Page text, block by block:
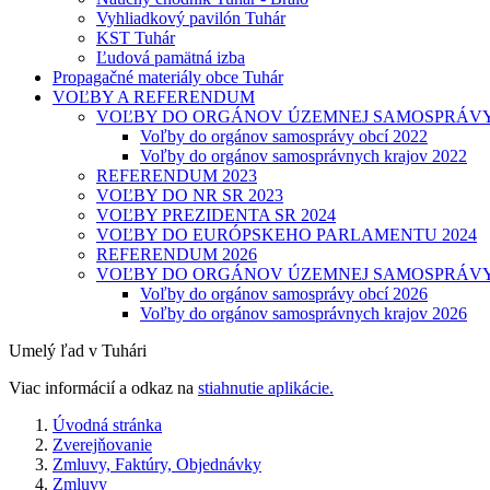
Vyhliadkový pavilón Tuhár
KST Tuhár
Ľudová pamätná izba
Propagačné materiály obce Tuhár
VOĽBY A REFERENDUM
VOĽBY DO ORGÁNOV ÚZEMNEJ
Voľby do orgánov samosprávy obcí 2022
Voľby do orgánov samosprávnych krajov 2022
REFERENDUM 2023
VOĽBY DO NR SR 2023
VOĽBY PREZIDENTA SR 2024
VOĽBY DO EURÓPSKEHO PARLAMENTU 2024
REFERENDUM 2026
VOĽBY DO ORGÁNOV ÚZEMNEJ
Voľby do orgánov samosprávy obcí 2026
Voľby do orgánov samosprávnych krajov 2026
Umelý ľad v Tuhári
Viac informácií a odkaz na stiahnutie aplikácie.
Úvodná stránka
Zverejňovanie
Zmluvy, Faktúry, Objednávky
Zmluvy